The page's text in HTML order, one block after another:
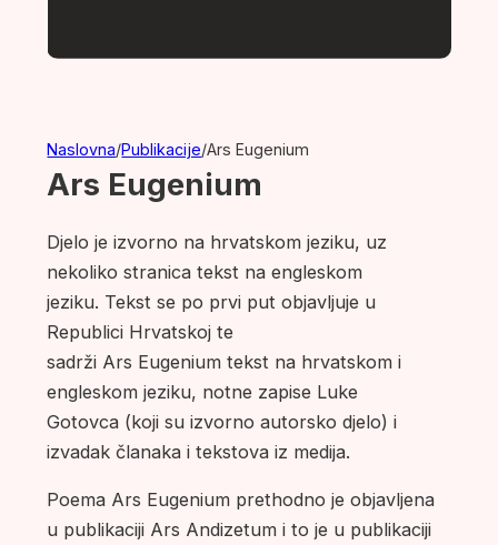
Naslovna/Publikacije/Ars Eugenium
Ars Eugenium
Djelo je izvorno na hrvatskom jeziku, uz
nekoliko stranica tekst na engleskom
jeziku. Tekst se po prvi put objavljuje u
Republici Hrvatskoj te
sadrži Ars Eugenium tekst na hrvatskom i
engleskom jeziku, notne zapise Luke
Gotovca (koji su izvorno autorsko djelo) i
izvadak članaka i tekstova iz medija.
Poema Ars Eugenium prethodno je objavljena
u publikaciji Ars Andizetum i to je u publikaciji